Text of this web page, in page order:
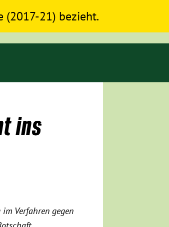
(2017-21) bezieht.
ins
Verfahren gegen